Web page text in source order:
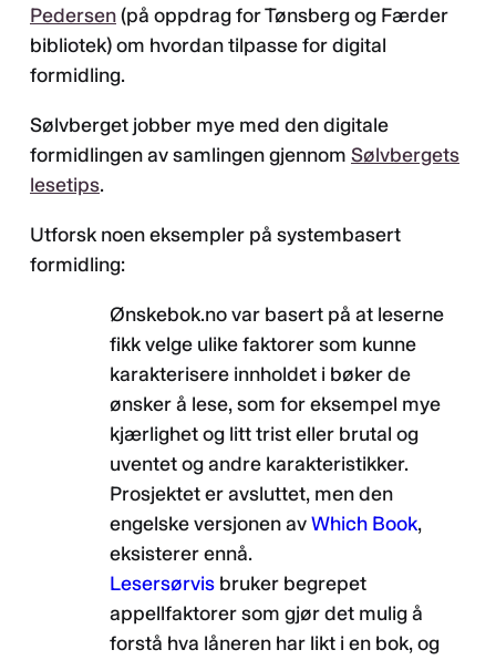
Pedersen(på oppdrag for Tønsberg og Færder
bibliotek) om hvordan tilpasse for digital
formidling.
Sølvberget jobber mye med den digitale
formidlingen av samlingen gjennom Sølvbergets
lesetips.
Utforsk noen eksempler på systembasert
formidling:
Ønskebok.no var basert på at leserne
fikk velge ulike faktorer som kunne
karakterisere innholdet i bøker de
ønsker å lese, som for eksempel mye
kjærlighet og litt trist eller brutal og
uventet og andre karakteristikker.
Prosjektet er avsluttet, men den
engelske versjonen avWhich Book,
eksisterer ennå.
Lesersørvis bruker begrepet
appellfaktorer som gjør det mulig å
forstå hva låneren har likt i en bok, og